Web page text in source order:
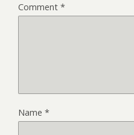
Comment *
Name *